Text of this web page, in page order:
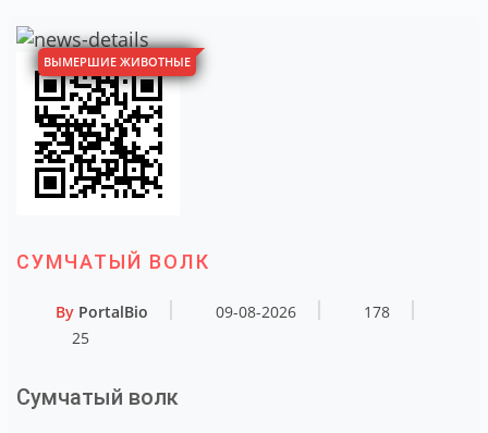
ВЫМЕРШИЕ ЖИВОТНЫЕ
СУМЧАТЫЙ ВОЛК
By PortalBio 09-08-2026
178
25
Сумчатый волк